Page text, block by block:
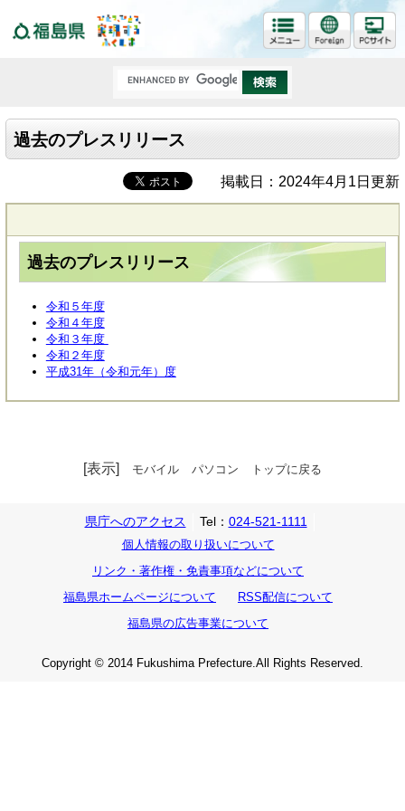
過去のプレスリリース
掲載日：2024年4月1日更新
過去のプレスリリース
令和５年度
令和４年度
令和３年度
令和２年度
平成31年（令和元年）度
[表示] モバイル パソコン トップに戻る
県庁へのアクセス Tel： 024-521-1111
個人情報の取り扱いについて
リンク・著作権・免責事項などについて
福島県ホームページについて
RSS配信について
福島県の広告事業について
Copyright © 2014 Fukushima Prefecture.All Rights Reserved.